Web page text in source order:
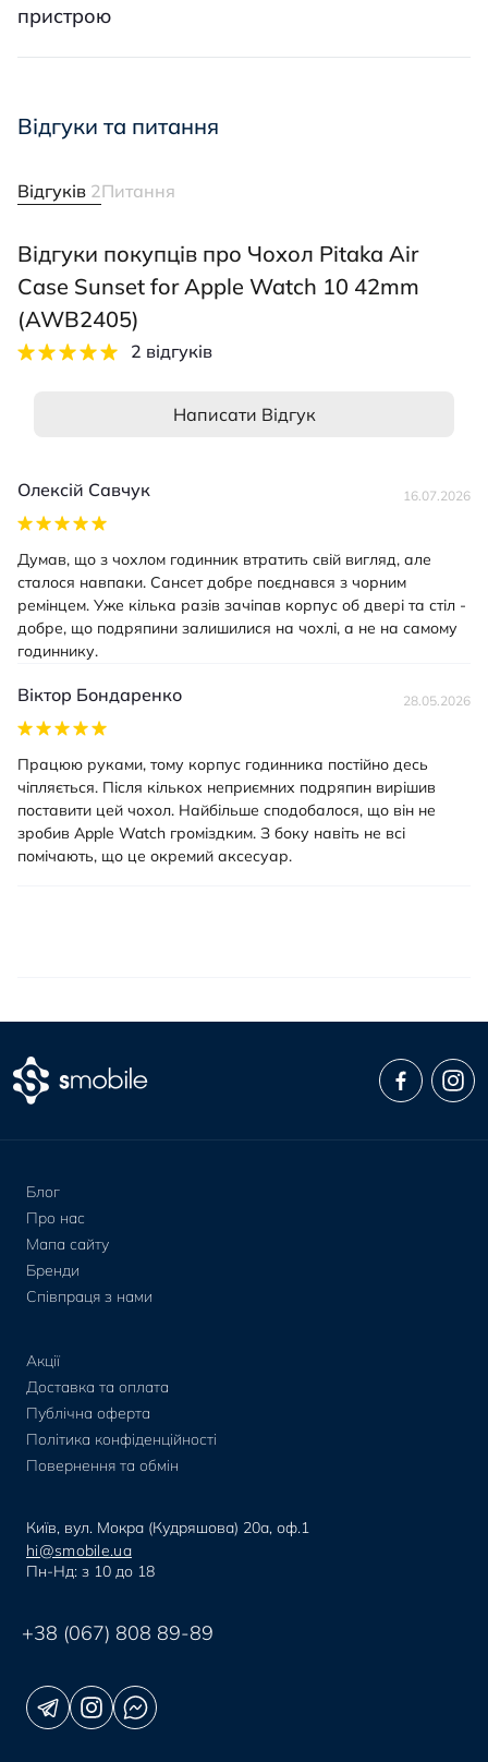
пристрою
Відгуки та питання
Відгуків 2Питання
Відгуки покупців про Чохол Pitaka Air
Case Sunset for Apple Watch 10 42mm
(AWB2405)
2 відгуків
Написати Відгук
Олексій Савчук 16.07.2026
Думав, що з чохлом годинник втратить свій вигляд, але
сталося навпаки. Сансет добре поєднався з чорним
ремінцем. Уже кілька разів зачіпав корпус об двері та стіл -
добре, що подряпини залишилися на чохлі, а не на самому
годиннику.
Віктор Бондаренко 28.05.2026
Працюю руками, тому корпус годинника постійно десь
чіпляється. Після кількох неприємних подряпин вирішив
поставити цей чохол. Найбільше сподобалося, що він не
зробив Apple Watch громіздким. З боку навіть не всі
помічають, що це окремий аксесуар.
Блог
Про нас
Мапа сайту
Бренди
Співпраця з нами
Акції
Доставка та оплата
Публічна оферта
Політика конфіденційності
Повернення та обмін
Київ, вул. Мокра (Кудряшова) 20а, оф.1
hi@smobile.ua
Пн-Нд: з 10 до 18
+38 (067) 808 89-89